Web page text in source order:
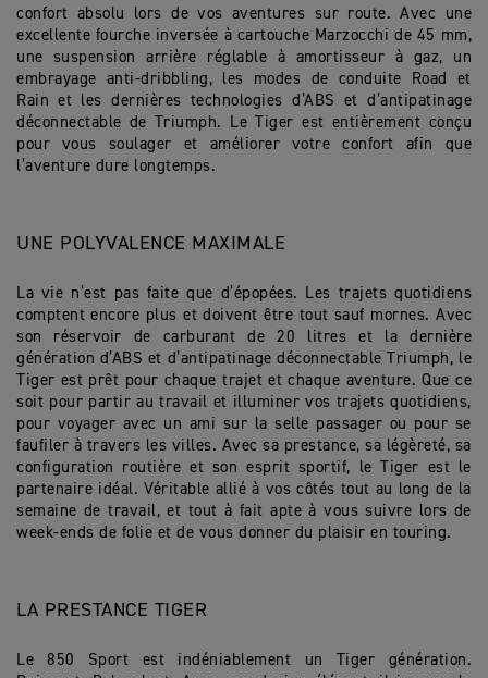
confort absolu lors de vos aventures sur route. Avec une
excellente fourche inversée à cartouche Marzocchi de 45 mm,
une suspension arrière réglable à amortisseur à gaz, un
embrayage anti-dribbling, les modes de conduite Road et
Rain et les dernières technologies d’ABS et d’antipatinage
déconnectable de Triumph. Le Tiger est entièrement conçu
pour vous soulager et améliorer votre confort afin que
l’aventure dure longtemps.
UNE POLYVALENCE MAXIMALE
La vie n’est pas faite que d’épopées. Les trajets quotidiens
comptent encore plus et doivent être tout sauf mornes. Avec
son réservoir de carburant de 20 litres et la dernière
génération d’ABS et d’antipatinage déconnectable Triumph, le
Tiger est prêt pour chaque trajet et chaque aventure. Que ce
soit pour partir au travail et illuminer vos trajets quotidiens,
pour voyager avec un ami sur la selle passager ou pour se
faufiler à travers les villes. Avec sa prestance, sa légèreté, sa
configuration routière et son esprit sportif, le Tiger est le
partenaire idéal. Véritable allié à vos côtés tout au long de la
semaine de travail, et tout à fait apte à vous suivre lors de
week-ends de folie et de vous donner du plaisir en touring.
LA PRESTANCE TIGER
Le 850 Sport est indéniablement un Tiger génération.